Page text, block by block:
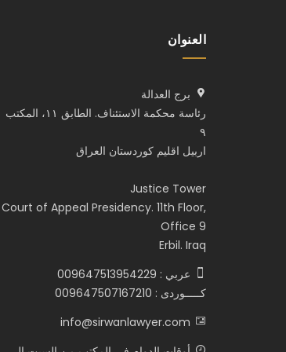
العنوان
برج العدالة
رئاسة محكمة الاستئناف. الطابق ١١، المكتب
٩
اربيل اقليم كوردستان العراق
Justice Tower
Court of Appeal Presidency. 11th Floor,
Office 9
Erbil. Iraq
عربي : 009647513954229
كـــــوردى : 009647507167210
info@sirwanlawyer.com